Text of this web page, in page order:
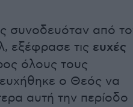
συνοδευόταν από
εξέφρασε τις ευχές
όλους τους
ο Θεός να
αυτή την περίοδο